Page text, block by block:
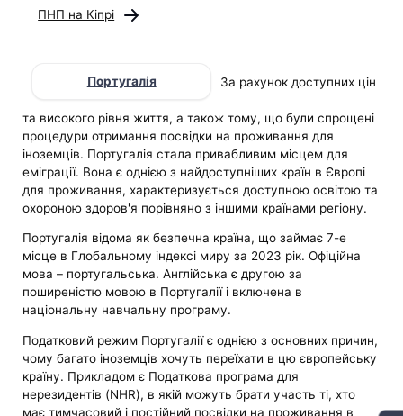
ПНП на Кіпрі
Португалія За рахунок доступних цін
та високого рівня життя, а також тому, що були спрощені
процедури отримання посвідки на проживання для
іноземців. Португалія стала привабливим місцем для
еміграції. Вона є однією з найдоступніших країн в Європі
для проживання, характеризується доступною освітою та
охороною здоров'я порівняно з іншими країнами регіону.
Португалія відома як безпечна країна, що займає 7-е
місце в Глобальному індексі миру за 2023 рік. Офіційна
мова – португальська. Англійська є другою за
поширеністю мовою в Португалії і включена в
національну навчальну програму.
Податковий режим Португалії є однією з основних причин,
чому багато іноземців хочуть переїхати в цю європейську
країну. Прикладом є Податкова програма для
нерезидентів (NHR), в якій можуть брати участь ті, хто
має тимчасовий і постійний посвідки на проживання в